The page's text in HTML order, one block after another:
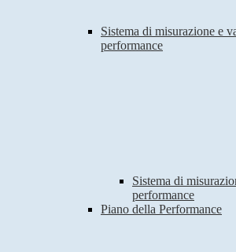
Sistema di misurazione e
performance
Sistema di
performance
Piano della Performance